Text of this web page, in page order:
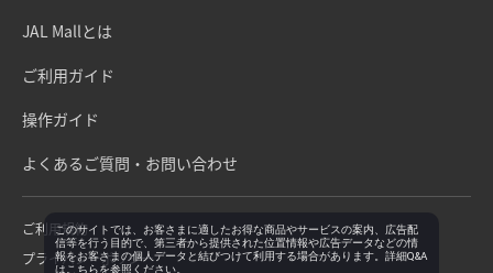
JAL Mallとは
ご利用ガイド
操作ガイド
よくあるご質問・お問い合わせ
ご利用規約
プライバシーポリシー
このサイトでは、お客さまに適したお得な商品やサービスの案内、広告配
信等を行う目的で、第三者から提供された位置情報や広告データなどの情
報をお客さまの個人データと結びつけて利用する場合があります。詳細Q&A
は こちらを参照ください。